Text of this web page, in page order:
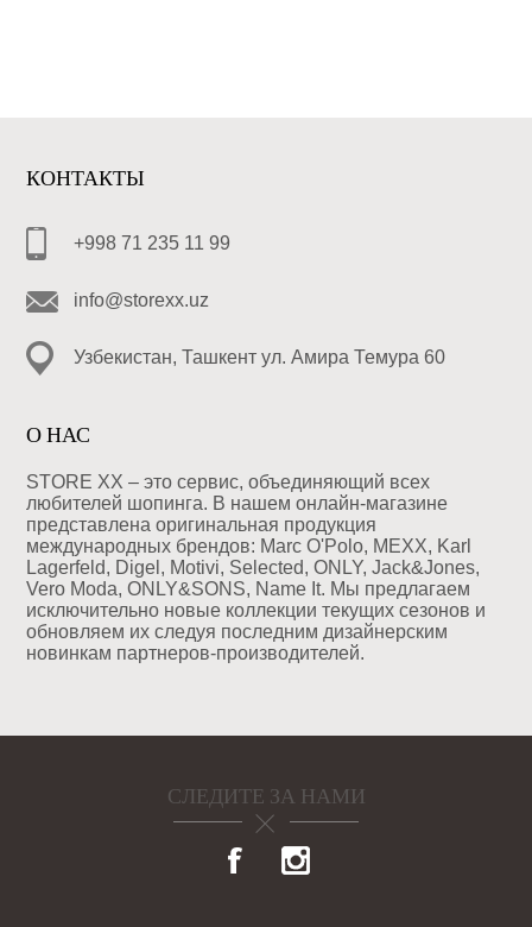
КОНТАКТЫ
+998 71 235 11 99
info@storexx.uz
Узбекистан, Ташкент ул. Амира Темура 60
О НАС
STORE XX – это сервис, объединяющий всех
любителей шопинга. В нашем онлайн-магазине
представлена оригинальная продукция
международных брендов: Marc O'Polo, MEXX, Karl
Lagerfeld, Digel, Motivi, Selected, ONLY, Jack&Jones,
Vero Moda, ONLY&SONS, Name It. Мы предлагаем
исключительно новые коллекции текущих сезонов и
обновляем их следуя последним дизайнерским
новинкам партнеров-производителей.
СЛЕДИТЕ ЗА НАМИ